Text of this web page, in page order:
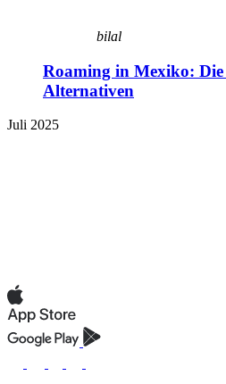
bilal
Roaming in Mexiko:
Alternativen
Juli 2025